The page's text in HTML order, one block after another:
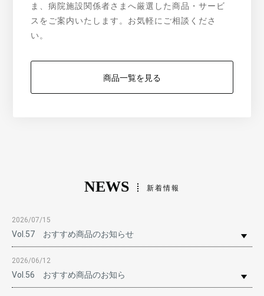
ま、病院施設関係者さまへ厳選した商品・サービ
スをご案内いたします。お気軽にご相談くださ
い。
商品一覧を見る
NEWS 新着情報
2026/07/15
Vol.57 おすすめ商品のお知らせ
2026/06/12
Vol.56 おすすめ商品のお知ら